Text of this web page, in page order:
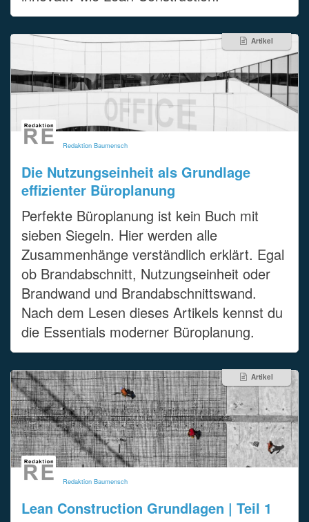
Artikel
Redaktion Baumensch
Die Nutzungseinheit als Grundlage
effizienter Büroplanung
Perfekte Büroplanung ist kein Buch mit
sieben Siegeln. Hier werden alle
Zusammenhänge verständlich erklärt. Egal
ob Brandabschnitt, Nutzungseinheit oder
Brandwand und Brandabschnittswand.
Nach dem Lesen dieses Artikels kennst du
die Essentials moderner Büroplanung.
Artikel
Redaktion Baumensch
Lean Construction Grundlagen | Teil 1